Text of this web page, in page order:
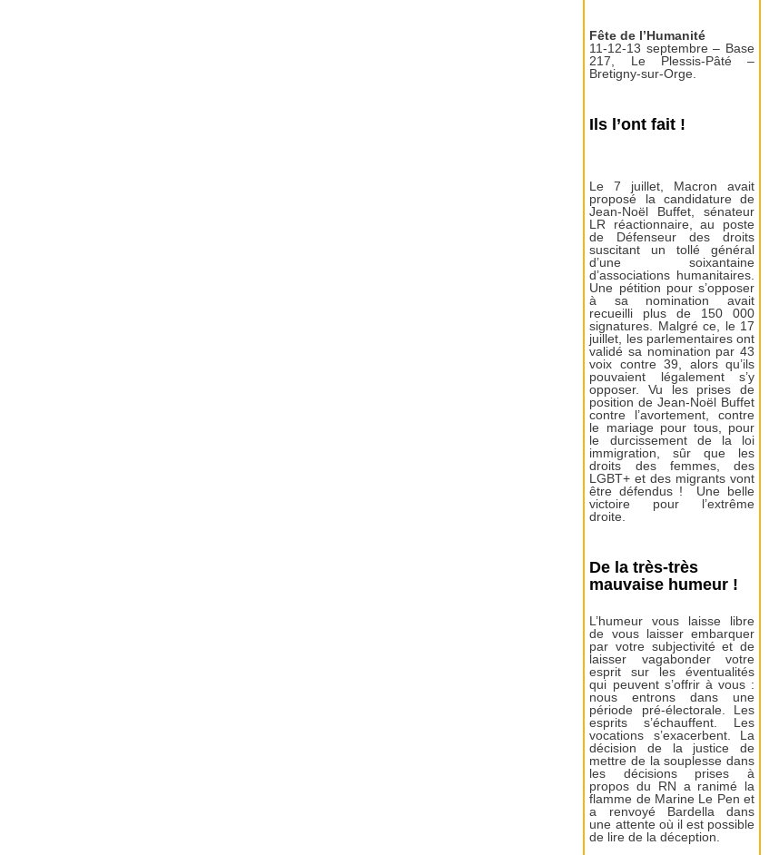
Fête de l’Humanité
11-12-13 septembre – Base
217, Le Plessis-Pâté –
Bretigny-sur-Orge.
Ils l’ont fait !
Le 7 juillet, Macron avait
proposé la candidature de
Jean-Noël Buffet, sénateur
LR réactionnaire, au poste
de Défenseur des droits
suscitant un tollé général
d’une soixantaine
d’associations humanitaires.
Une pétition pour s’opposer
à sa nomination avait
recueilli plus de 150 000
signatures. Malgré ce, le 17
juillet, les parlementaires ont
validé sa nomination par 43
voix contre 39, alors qu’ils
pouvaient légalement s’y
opposer. Vu les prises de
position de Jean-Noël Buffet
contre l’avortement, contre
le mariage pour tous, pour
le durcissement de la loi
immigration, sûr que les
droits des femmes, des
LGBT+ et des migrants vont
être défendus ! Une belle
victoire pour l’extrême
droite.
De la très-très
mauvaise humeur !
L’humeur vous laisse libre
de vous laisser embarquer
par votre subjectivité et de
laisser vagabonder votre
esprit sur les éventualités
qui peuvent s’offrir à vous :
nous entrons dans une
période pré-électorale. Les
esprits s’échauffent. Les
vocations s’exacerbent. La
décision de la justice de
mettre de la souplesse dans
les décisions prises à
propos du RN a ranimé la
flamme de Marine Le Pen et
a renvoyé Bardella dans
une attente où il est possible
de lire de la déception.